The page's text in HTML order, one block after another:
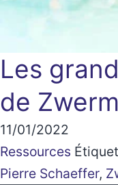
Les
de Zwerm
11/01/2022
Ressources
Pierre Schaeffer,